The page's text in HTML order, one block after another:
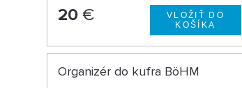
20 €
Organizér do kufra BöHM